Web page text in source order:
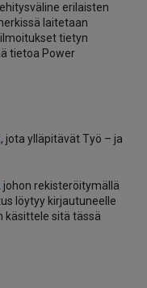
erilaisten
laitetaan
tietyn
tietoa Power
, jota ylläpitävät Työ – ja
johon rekisteröitymällä
löytyy kirjautuneelle
käsittele sitä tässä